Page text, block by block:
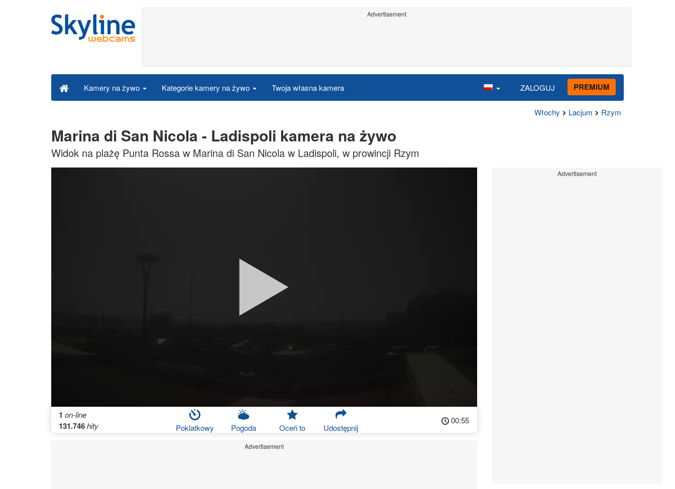
Advertisement
Kamery na żywo Kategorie kamery na żywo Twoja własna kamera ZALOGUJ PREMIUM
Włochy Lacjum Rzym
Marina di San Nicola - Ladispoli kamera na żywo
Widok na plażę Punta Rossa w Marina di San Nicola w Ladispoli, w prowincji Rzym
1 on-line
131.746hity Poklatkowy Pogoda Oceń to Udostępnij
00:55
Advertisement
Advertisement